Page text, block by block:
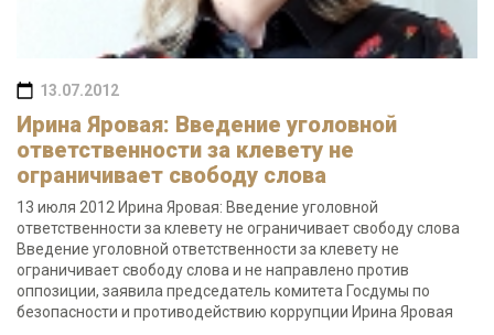
13.07.2012
Ирина Яровая: Введение уголовной
ответственности за клевету не
ограничивает свободу слова
13 июля 2012 Ирина Яровая: Введение уголовной
ответственности за клевету не ограничивает свободу слова
Введение уголовной ответственности за клевету не
ограничивает свободу слова и не направлено против
оппозиции, заявила председатель комитета Госдумы по
безопасности и противодействию коррупции Ирина Яровая